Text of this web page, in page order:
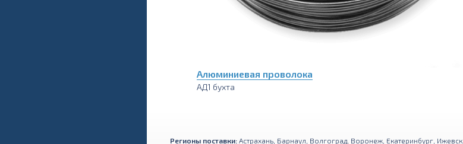
Алюминиевая проволока
АД1 бухта
Регионы поставки: Астрахань Барнаул Волгоград Воронеж Екатеринбург Ижевск